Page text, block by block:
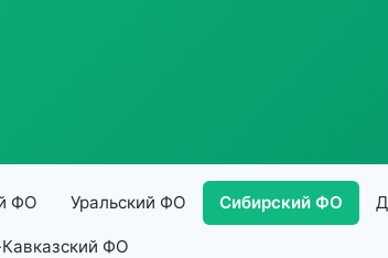
ФО Уральский ФО Сибирский ФО
ФО